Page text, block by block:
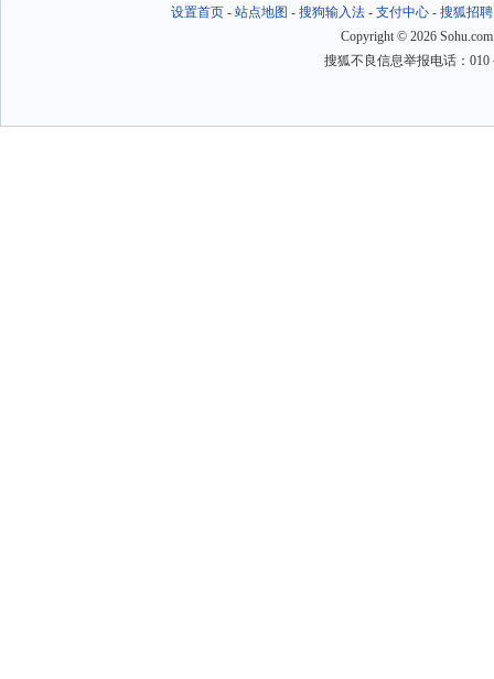
设置首页- 站点地图 - 搜狗输入法- 支付中心- 搜狐招聘
Copyright © 2026
搜狐不良信息举报电话：010